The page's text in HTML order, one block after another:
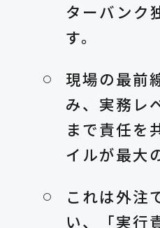
ターバンク
す。
現場の最前
み、実務レ
まで責任を
イルが最大
これは外注
い、「実行